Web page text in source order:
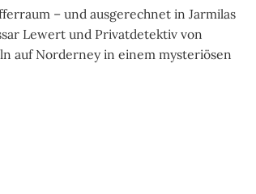
– und ausgerechnet in Jarmilas
Lewert und Privatdetektiv von
auf Norderney in einem mysteriösen